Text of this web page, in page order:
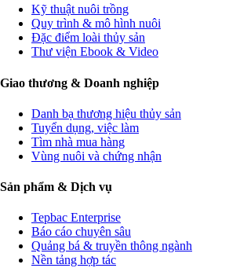
Kỹ thuật nuôi trồng
Quy trình & mô hình nuôi
Đặc điểm loài thủy sản
Thư viện Ebook & Video
Giao thương & Doanh nghiệp
Danh bạ thương hiệu thủy sản
Tuyển dụng, việc làm
Tìm nhà mua hàng
Vùng nuôi và chứng nhận
Sản phẩm & Dịch vụ
Tepbac Enterprise
Báo cáo chuyên sâu
Quảng bá & truyền thông ngành
Nền tảng hợp tác